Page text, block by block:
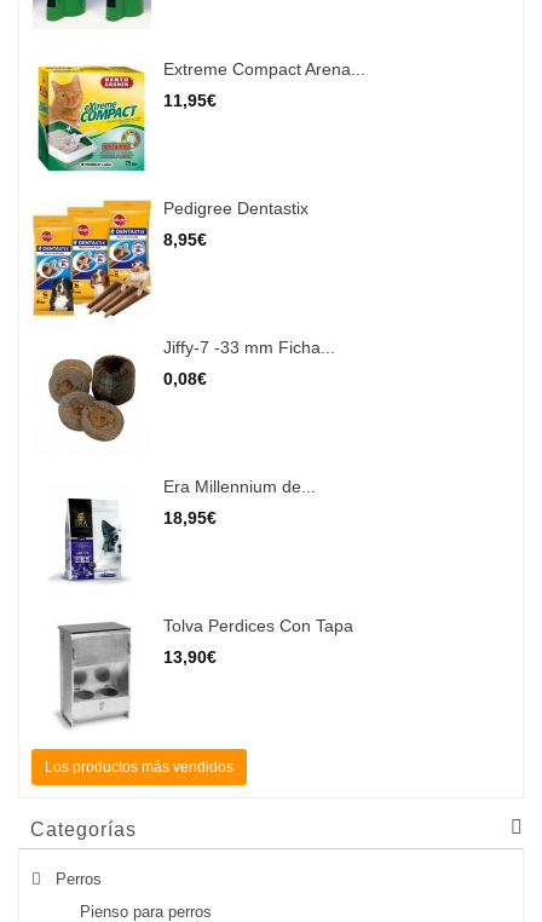
Extreme Compact Arena...
11,95€
Pedigree Dentastix
8,95€
Jiffy-7 -33 mm Ficha...
0,08€
Era Millennium de...
18,95€
Tolva Perdices Con Tapa
13,90€
Los productos más vendidos
Categorías
Perros
Pienso para perros